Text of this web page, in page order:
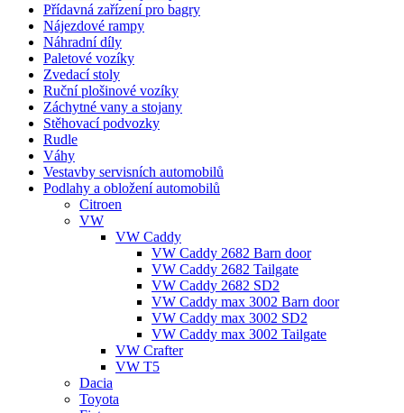
Přídavná zařízení pro bagry
Nájezdové rampy
Náhradní díly
Paletové vozíky
Zvedací stoly
Ruční plošinové vozíky
Záchytné vany a stojany
Stěhovací podvozky
Rudle
Váhy
Vestavby servisních automobilů
Podlahy a obložení automobilů
Citroen
VW
VW Caddy
VW Caddy 2682 Barn door
VW Caddy 2682 Tailgate
VW Caddy 2682 SD2
VW Caddy max 3002 Barn door
VW Caddy max 3002 SD2
VW Caddy max 3002 Tailgate
VW Crafter
VW T5
Dacia
Toyota